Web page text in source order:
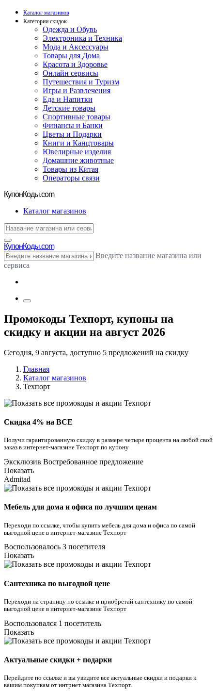
Каталог магазинов
Категории скидок
Одежда и Обувь
Электроника и Техника
Мода и Аксессуары
Товары для Дома
Красота и Здоровье
Онлайн сервисы
Путешествия и Туризм
Игры и Развлечения
Еда и Напитки
Детские товары
Спортивные товары
Финансы и Банки
Цветы и Подарки
Книги и Канцтовары
Ювелирные изделия
Домашние животные
Товары из Китая
Операторы связи
КупонКоды.com
Каталог магазинов
КупонКоды.com
Введите название магазина или
сервиса
Промокоды Техпорт, купоны на
скидку и акции на август 2026
Сегодня, 9 августа, доступно 5 предложений на скидку
Главная
Каталог магазинов
Техпорт
Скидка 4% на ВСЕ
Получи гарантированную скидку в размере четыре процента на любой свой
заказ в интернет-магазине Техпорт по купону
Эксклюзив Востребованное предложение
Показать
Admitad
Мебель для дома и офиса по лучшим ценам
Переходи по ссылке, чтобы купить мебель для дома и офиса по самой
выгодной цене в интернет-магазине Техпорт
Воспользовалось 3 посетителя
Показать
Сантехника по выгодной цене
Переходи на страницу по ссылке и приобретай сантехнику по самой
выгодной цене в интернет-магазине Техпорт
Воспользовался 1 посетитель
Показать
Актуальные скидки + подарки
Перейдите по ссылке и вы увидите все актуальные скидки и подарки к
вашим покупкам от интрнет магазина Техпорт.